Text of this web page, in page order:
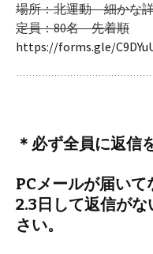
場所：北運動 細かな
定員：80名 先着順
https://forms.gle/
＊必ず全員に返信
PCメールが届い
2.3日して返信が
さい。